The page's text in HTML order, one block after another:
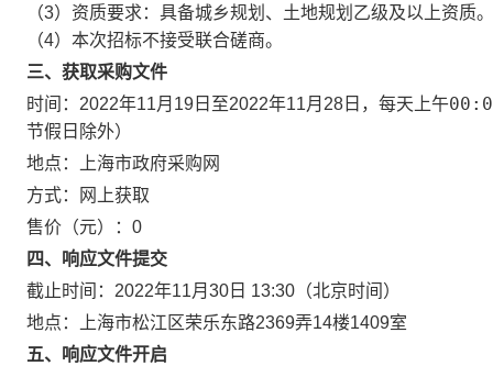
（3）资质要求：具备城乡规划、土地规划乙级及以上资质。
（4）本次招标不接受联合磋商。
三、获取采购文件
时间： 2022年11月19日 至2022年11月28日 ，每天上午
节假日除外）
地点：
上海市政府采购网
方式：
网上获取
售价（元）： 0
四、响应文件提交
截止时间： 2022年11月30日 13:30 （北京时间）
地点：
上海市松江区荣乐东路2369弄14楼1409室
五、响应文件开启